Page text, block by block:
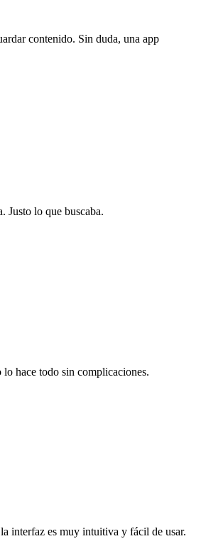
contenido. Sin duda, una app
Justo lo que buscaba.
hace todo sin complicaciones.
interfaz es muy intuitiva y fácil de usar.